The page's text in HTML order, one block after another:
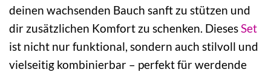
deinen wachsenden Bauch sanft zu stützen und
dir zusätzlichen Komfort zu schenken. DiesesSet
ist nicht nur funktional, sondern auch stilvoll und
vielseitig kombinierbar – perfekt für werdende